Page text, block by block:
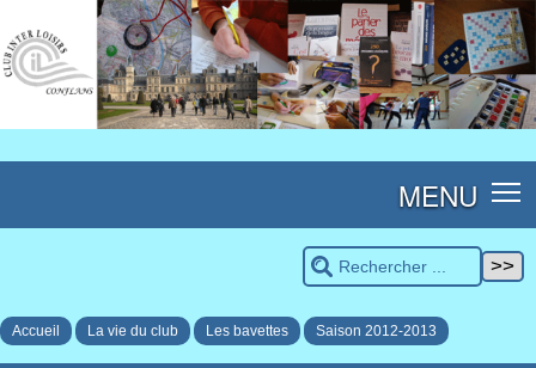
MENU
Accueil La vie du club Les bavettes Saison 2012-2013